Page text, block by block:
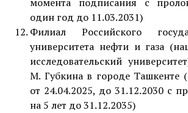
один год до 11.03.2031)
Филиал Российского
университета нефти и газа
исследовательский
М. Губкина в городе Ташкенте
от 24.04.2025, до 31.12.2030 с
на 5 лет до 31.12.2035)